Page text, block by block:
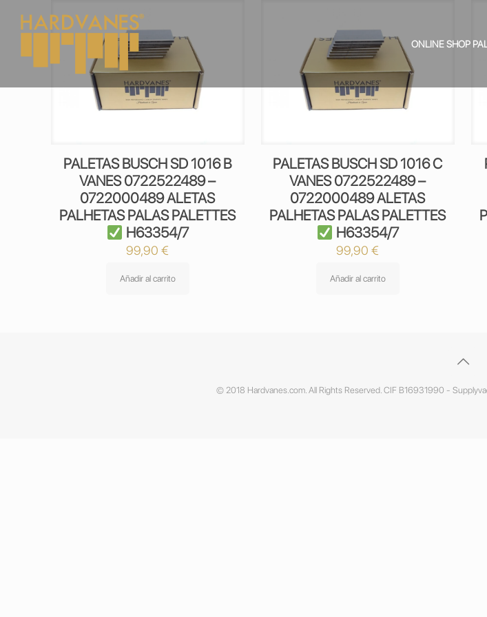
ONLINE SHOP
PALETAS BUSCH SD 1016 B
VANES 0722522489 –
0722000489 ALETAS
PALHETAS PALAS PALETTES
H63354/7
99,90€
Añadir al carrito
PALETAS BUSCH SD 1016 C
VANES 0722522489 –
0722000489 ALETAS
PALHETAS PALAS PALETTES
H63354/7
99,90€
Añadir al carrito
© 2018 Hardvanes.com. All Rights Reserved. CIF B16931990 -